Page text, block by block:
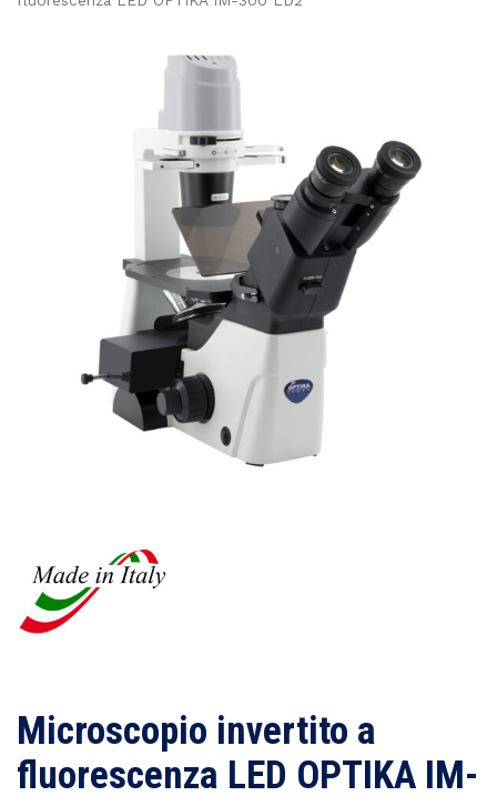
Microscopio invertito a
fluorescenza LED OPTIKA IM-